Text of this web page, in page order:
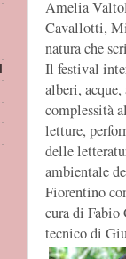
Amelia
Cavallotti,
natura che
Il festival
alberi,
complessità
letture,
delle
ambientale
Fiorentino
cura di Fabio
tecnico di